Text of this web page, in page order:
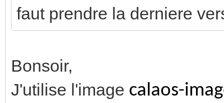
faut prendre la derniere
Bonsoir,
J'utilise l'image calaos-